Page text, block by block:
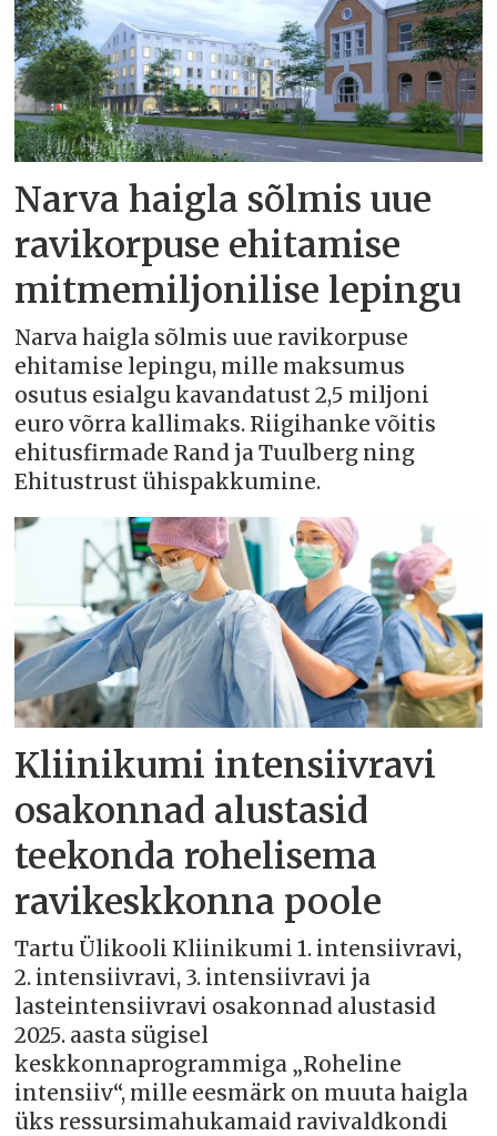
Narva haigla sõlmis uue
ravikorpuse ehitamise
mitmemiljonilise lepingu
Narva haigla sõlmis uue ravikorpuse
ehitamise lepingu, mille maksumus
osutus esialgu kavandatust 2,5 miljoni
euro võrra kallimaks. Riigihanke võitis
ehitusfirmade Rand ja Tuulberg ning
Ehitustrust ühispakkumine.
Kliinikumi intensiivravi
osakonnad alustasid
teekonda rohelisema
ravikeskkonna poole
Tartu Ülikooli Kliinikumi 1. intensiivravi,
2. intensiivravi, 3. intensiivravi ja
lasteintensiivravi osakonnad alustasid
2025. aasta sügisel
keskkonnaprogrammiga „Roheline
intensiiv“, mille eesmärk on muuta haigla
üks ressursimahukamaid ravivaldkondi